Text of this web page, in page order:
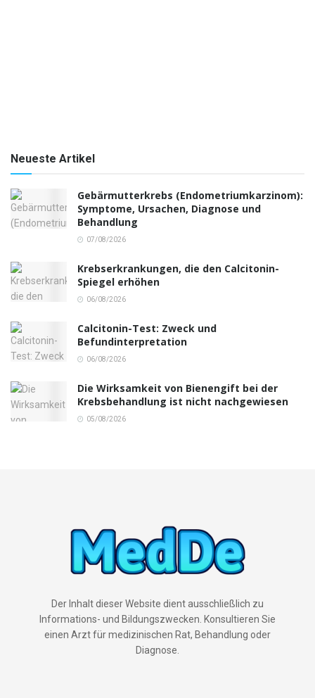
Neueste Artikel
Gebärmutterkrebs (Endometriumkarzinom):
Symptome, Ursachen, Diagnose und
Behandlung
07/08/2026
Krebserkrankungen, die den Calcitonin-
Spiegel erhöhen
06/08/2026
Calcitonin-Test: Zweck und
Befundinterpretation
06/08/2026
Die Wirksamkeit von Bienengift bei der
Krebsbehandlung ist nicht nachgewiesen
05/08/2026
Der Inhalt dieser Website dient ausschließlich zu
Informations- und Bildungszwecken. Konsultieren Sie
einen Arzt für medizinischen Rat, Behandlung oder
Diagnose.